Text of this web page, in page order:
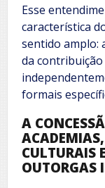
Esse
característica
sentido amplo:
da
formais
A
CULTURAIS
OUTORGAS